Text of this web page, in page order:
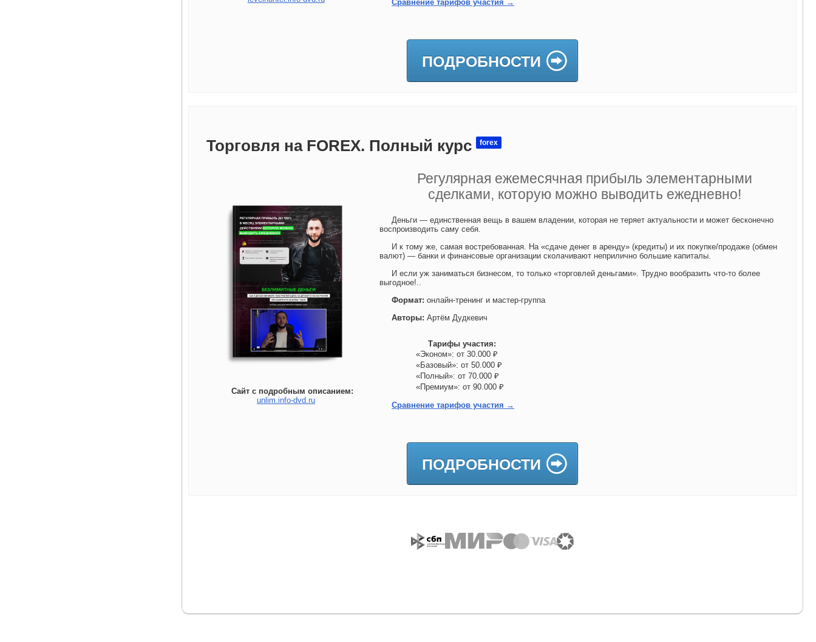
Сравнение тарифов участия →
ПОДРОБНОСТИ
Торговля на FOREX. Полный курс forex
Сайт с подробным описанием:
unlim.info-dvd.ru
Регулярная ежемесячная прибыль элементарными
сделками, которую можно выводить ежедневно!
Деньги — единственная вещь в вашем владении, которая не теряет актуальности и может бесконечно
воспроизводить саму себя.
И к тому же, самая востребованная. На «сдаче денег в аренду» (кредиты) и их покупке/продаже (обмен
валют) — банки и финансовые организации сколачивают неприлично большие капиталы.
И если уж заниматься бизнесом, то только «торговлей деньгами». Трудно вообразить что-то более
выгодное!..
Формат: онлайн-тренинг и мастер-группа
Авторы: Артём Дудкевич
Тарифы участия:
«Эконом»: от 30.000 ₽
«Базовый»: от 50.000 ₽
«Полный»: от 70.000 ₽
«Премиум»: от 90.000 ₽
Сравнение тарифов участия →
ПОДРОБНОСТИ